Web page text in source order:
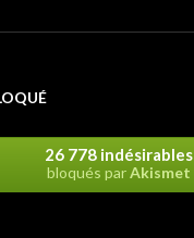
26 778 indésirables
bloqués parAkismet